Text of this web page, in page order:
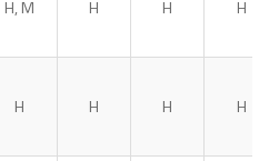
H, M H H H
H H H H